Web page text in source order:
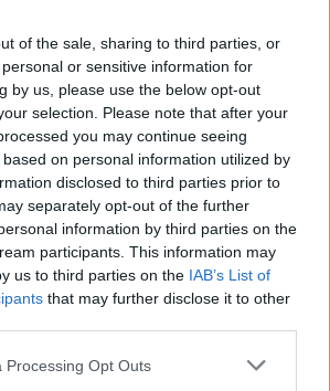
of the sale, sharing to third parties, or
or sensitive information for
by us, please use the below opt-out
selection. Please note that after your
you may continue seeing
on personal information utilized by
disclosed to third parties prior to
separately opt-out of the further
information by third parties on the
participants. This information may
us to third parties on the IAB’s List of
that may further disclose it to other
Processing Opt Outs
Οικονομίας και Οικονομικών, Δημήτρη